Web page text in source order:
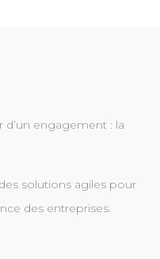
engagement : la
solutions agiles pour
des entreprises.